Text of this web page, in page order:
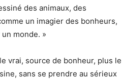
des animaux, des
un imagier des bonheurs,
monde. »
vrai, source de bonheur, plus le
sans se prendre au sérieux